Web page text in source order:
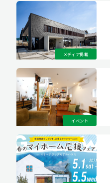
メディア掲載
イベント